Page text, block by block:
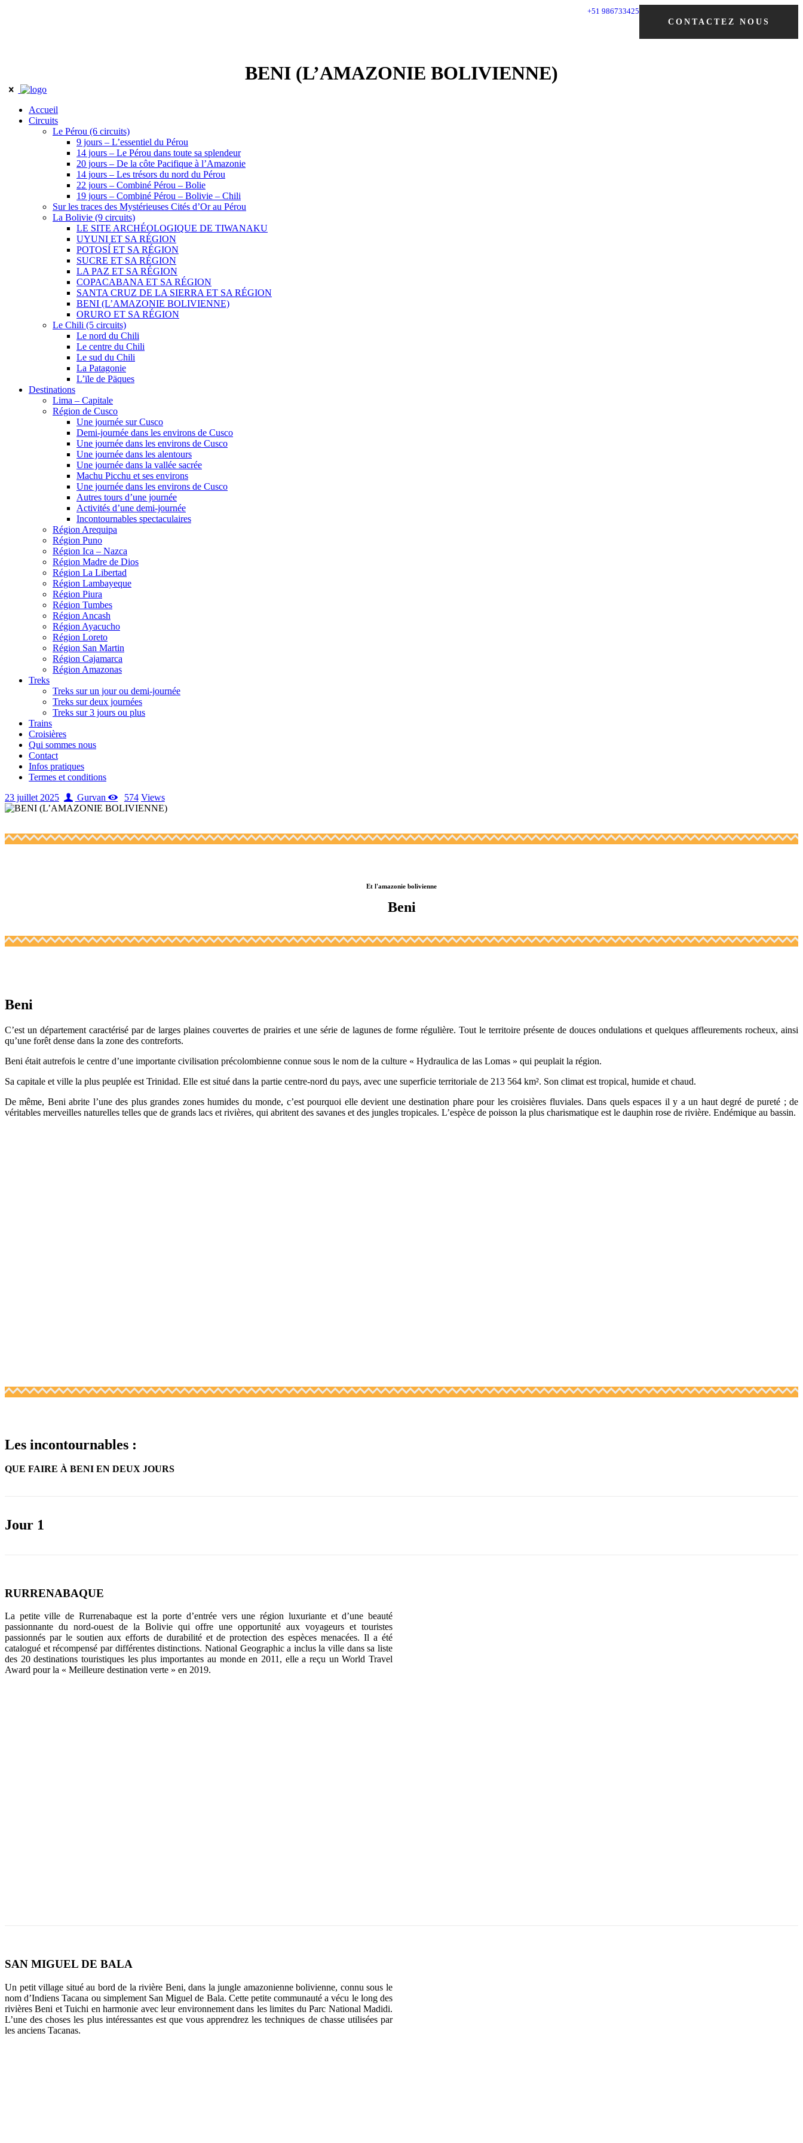
CONTACTEZ NOUS
+51 986733425
BENI (L’AMAZONIE BOLIVIENNE)
Accueil
Circuits
Le Pérou (6 circuits)
9 jours – L’essentiel du Pérou
14 jours – Le Pérou dans toute sa splendeur
20 jours – De la côte Pacifique à l’Amazonie
14 jours – Les trésors du nord du Pérou
22 jours – Combiné Pérou – Bolie
19 jours – Combiné Pérou – Bolivie – Chili
Sur les traces des Mystérieuses Cités d’Or au Pérou
La Bolivie (9 circuits)
LE SITE ARCHÉOLOGIQUE DE TIWANAKU
UYUNI ET SA RÉGION
POTOSÍ ET SA RÉGION
SUCRE ET SA RÉGION
LA PAZ ET SA RÉGION
COPACABANA ET SA RÉGION
SANTA CRUZ DE LA SIERRA ET SA RÉGION
BENI (L’AMAZONIE BOLIVIENNE)
ORURO ET SA RÉGION
Le Chili (5 circuits)
Le nord du Chili
Le centre du Chili
Le sud du Chili
La Patagonie
L’ïle de Päques
Destinations
Lima – Capitale
Région de Cusco
Une journée sur Cusco
Demi-journée dans les environs de Cusco
Une journée dans les environs de Cusco
Une journée dans les alentours
Une journée dans la vallée sacrée
Machu Picchu et ses environs
Une journée dans les environs de Cusco
Autres tours d’une journée
Activités d’une demi-journée
Incontournables spectaculaires
Région Arequipa
Région Puno
Région Ica – Nazca
Région Madre de Dios
Région La Libertad
Région Lambayeque
Région Piura
Région Tumbes
Région Ancash
Région Ayacucho
Région Loreto
Région San Martin
Région Cajamarca
Région Amazonas
Treks
Treks sur un jour ou demi-journée
Treks sur deux journées
Treks sur 3 jours ou plus
Trains
Croisières
Qui sommes nous
Contact
Infos pratiques
Termes et conditions
23 juillet 2025
Gurvan 574 Views
Et l'amazonie bolivienne
Beni
Beni
C’est un département caractérisé par de larges plaines couvertes de prairies et une série de lagunes de forme régulière. Tout le territoire présente de douces ondulations et quelques affleurements rocheux, ainsi
qu’une forêt dense dans la zone des contreforts.
Beni était autrefois le centre d’une importante civilisation précolombienne connue sous le nom de la culture « Hydraulica de las Lomas » qui peuplait la région.
Sa capitale et ville la plus peuplée est Trinidad. Elle est situé dans la partie centre-nord du pays, avec une superficie territoriale de 213 564 km². Son climat est tropical, humide et chaud.
De même, Beni abrite l’une des plus grandes zones humides du monde, c’est pourquoi elle devient une destination phare pour les croisières fluviales. Dans quels espaces il y a un haut degré de pureté ; de
véritables merveilles naturelles telles que de grands lacs et rivières, qui abritent des savanes et des jungles tropicales. L’espèce de poisson la plus charismatique est le dauphin rose de rivière. Endémique au bassin.
Les incontournables :
QUE FAIRE À BENI EN DEUX JOURS
Jour 1
RURRENABAQUE
La petite ville de Rurrenabaque est la porte d’entrée vers une région luxuriante et d’une beauté
passionnante du nord-ouest de la Bolivie qui offre une opportunité aux voyageurs et touristes
passionnés par le soutien aux efforts de durabilité et de protection des espèces menacées. Il a été
catalogué et récompensé par différentes distinctions. National Geographic a inclus la ville dans sa liste
des 20 destinations touristiques les plus importantes au monde en 2011, elle a reçu un World Travel
Award pour la « Meilleure destination verte » en 2019.
SAN MIGUEL DE BALA
Un petit village situé au bord de la rivière Beni, dans la jungle amazonienne bolivienne, connu sous le
nom d’Indiens Tacana ou simplement San Miguel de Bala. Cette petite communauté a vécu le long des
rivières Beni et Tuichi en harmonie avec leur environnement dans les limites du Parc National Madidi.
L’une des choses les plus intéressantes est que vous apprendrez les techniques de chasse utilisées par
les anciens Tacanas.